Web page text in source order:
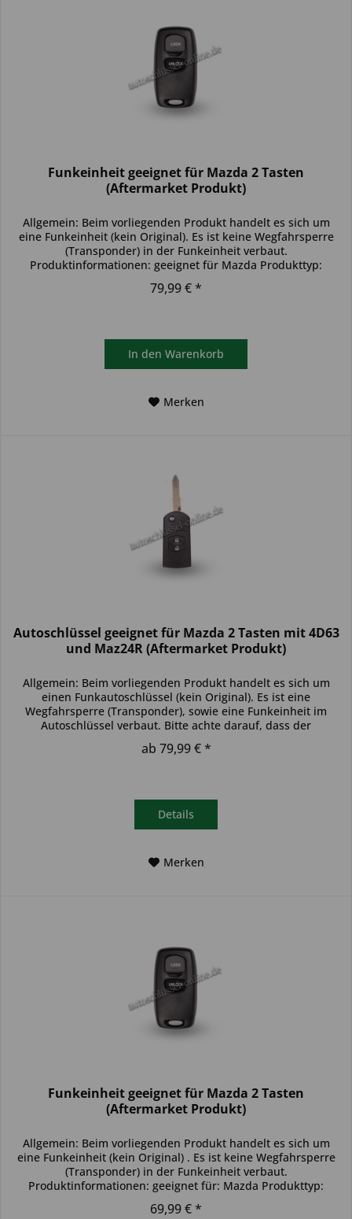
Funkeinheit geeignet für Mazda 2 Tasten
(Aftermarket Produkt)
Allgemein: Beim vorliegenden Produkt handelt es sich um
eine Funkeinheit (kein Original). Es ist keine Wegfahrsperre
(Transponder) in der Funkeinheit verbaut.
Produktinformationen: geeignet für Mazda Produkttyp:
79,99 € *
In den Warenkorb
Merken
Autoschlüssel geeignet für Mazda 2 Tasten mit 4D63
und Maz24R (Aftermarket Produkt)
Allgemein: Beim vorliegenden Produkt handelt es sich um
einen Funkautoschlüssel (kein Original). Es ist eine
Wegfahrsperre (Transponder), sowie eine Funkeinheit im
Autoschlüssel verbaut. Bitte achte darauf, dass der
Autoschlüssel deinem...
ab 79,99 € *
Details
Merken
Funkeinheit geeignet für Mazda 2 Tasten
(Aftermarket Produkt)
Allgemein: Beim vorliegenden Produkt handelt es sich um
eine Funkeinheit (kein Original) . Es ist keine Wegfahrsperre
(Transponder) in der Funkeinheit verbaut.
Produktinformationen: geeignet für: Mazda Produkttyp:
69,99 € *